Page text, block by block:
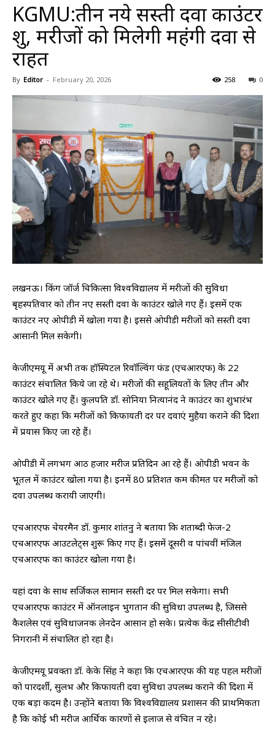
KGMU:तीन नये सस्ती दवा काउंटर
शुरू, मरीजों को मिलेगी महंगी दवा से
राहत
By Editor - February 20, 2026 0
258
लखनऊ। किंग जॉर्ज चिकित्सा विश्वविद्यालय में मरीजों की सुविधा
बृहस्पतिवार को तीन नए सस्ती दवा के काउंटर खोले गए हैं। इसमें एक
काउंटर नए ओपीडी में खोला गया है। इससे ओपीडी मरीजों को सस्ती दवा
आसानी मिल सकेगी।
केजीएमयू में अभी तक हॉस्पिटल रिवॉल्विंग फंड (एचआरएफ) के 22
काउंटर संचालित किये जा रहे थे। मरीजों की सहूलियतों के लिए तीन और
काउंटर खोले गए हैं। कुलपति डॉ. सोनिया नित्यानंद ने काउंटर का शुभारंभ
करते हुए कहा कि मरीजों को किफायती दर पर दवाएं मुहैया कराने की दिशा
में प्रयास किए जा रहे हैं।
ओपीडी में लगभग आठ हजार मरीज प्रतिदिन आ रहे हैं। ओपीडी भवन के
भूतल में काउंटर खोला गया है। इनमें 80 प्रतिशत कम कीमत पर मरीजों को
दवा उपलब्ध करायी जाएगी।
एचआरएफ चेयरमैन डॉ. कुमार शांतनु ने बताया कि शताब्दी फेज-2
एचआरएफ आउटलेट्स शुरू किए गए हैं। इसमें दूसरी व पांचवीं मंजिल
एचआरएफ का काउंटर खोला गया है।
यहां दवा के साथ सर्जिकल सामान सस्ती दर पर मिल सकेगा। सभी
एचआरएफ काउंटर में ऑनलाइन भुगतान की सुविधा उपलब्ध है, जिससे
कैशलेस एवं सुविधाजनक लेनदेन आसान हो सके। प्रत्येक केंद्र सीसीटीवी
निगरानी में संचालित हो रहा है।
केजीएमयू प्रवक्ता डॉ. केके सिंह ने कहा कि एचआरएफ की यह पहल मरीजों
को पारदर्शी, सुलभ और किफायती दवा सुविधा उपलब्ध कराने की दिशा में
एक बड़ा कदम है। उन्होंने बताया कि विश्वविद्यालय प्रशासन की प्राथमिकता
है कि कोई भी मरीज आर्थिक कारणों से इलाज से वंचित न रहे।